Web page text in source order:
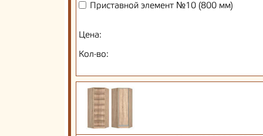
Приставной элемент №10 (800 мм)
Цена:
Кол-во: